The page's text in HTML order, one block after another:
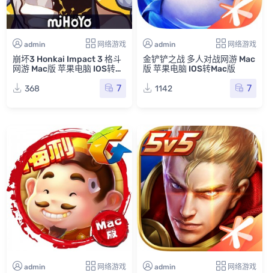
admin 网络游戏
崩坏3 Honkai Impact 3 格斗
网游 Mac版 苹果电脑 IOS转M
368
7
admin 网络游戏
金铲铲之战 多人对战网游 Mac
版 苹果电脑 IOS转Mac版
1142
7
admin 网络游戏 admin 网络游戏